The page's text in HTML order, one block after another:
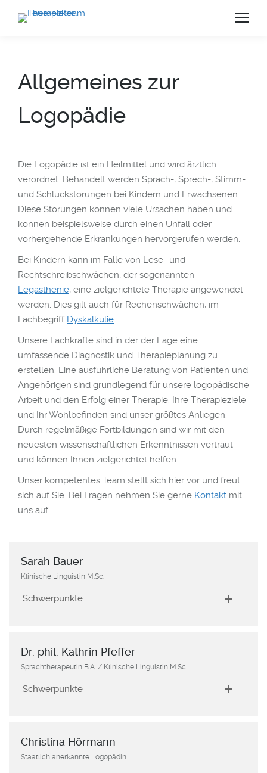
Allgemeines zur
Logopädie
Die Logopädie ist ein Heilmittel und wird ärztlich
verordnet. Behandelt werden Sprach-, Sprech-, Stimm-
und Schluckstörungen bei Kindern und Erwachsenen.
Diese Störungen können viele Ursachen haben und
können beispielsweise durch einen Unfall oder
vorhergehende Erkrankungen hervorgerufen werden.
Bei Kindern kann im Falle von Lese- und
Rechtschreibschwächen, der sogenannten
Legasthenie, eine zielgerichtete Therapie angewendet
werden. Dies gilt auch für Rechenschwächen, im
Fachbegriff Dyskalkulie.
Unsere Fachkräfte sind in der der Lage eine
umfassende Diagnostik und Therapieplanung zu
erstellen. Eine ausführliche Beratung von Patienten und
Angehörigen sind grundlegend für unsere logopädische
Arbeit und den Erfolg einer Therapie. Ihre Therapieziele
und Ihr Wohlbefinden sind unser größtes Anliegen.
Durch regelmäßige Fortbildungen sind wir mit den
neuesten wissenschaftlichen Erkenntnissen vertraut
und können Ihnen zielgerichtet helfen.
Unser kompetentes Team stellt sich hier vor und freut
sich auf Sie. Bei Fragen nehmen Sie gerne Kontakt mit
uns auf.
Sarah Bauer
Klinische Linguistin M.Sc.
Schwerpunkte
Dr. phil. Kathrin Pfeffer
Sprachtherapeutin B.A. / Klinische Linguistin M.Sc.
Schwerpunkte
Christina Hörmann
Staatlich anerkannte Logopädin